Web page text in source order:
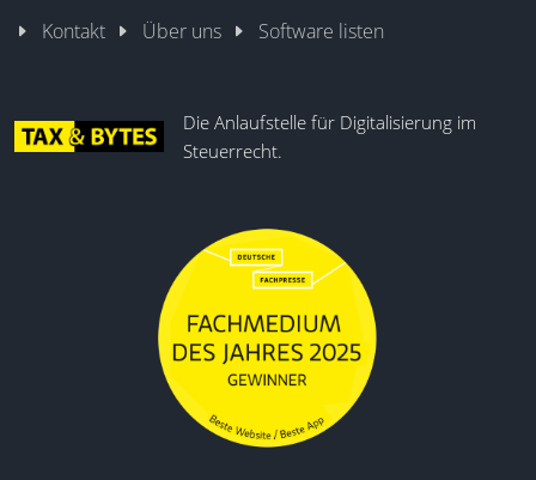
Kontakt Über uns Software listen
Die Anlaufstelle für Digitalisierung im
Steuerrecht.